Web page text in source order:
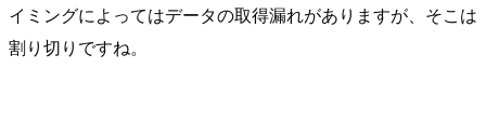
イミングによってはデータの取得漏れがありますが、そこは
割り切りですね。